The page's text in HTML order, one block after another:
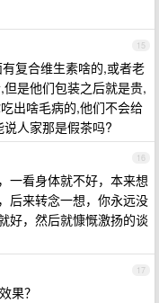
15
复合维生素啥的,或者老
是他们包装之后就是贵,
出啥毛病的,他们不会给
人家那是假茶吗?
16
一看身体就不好，本来想
后来转念一想，你永远没
好，然后就慷慨激扬的谈
17
果？